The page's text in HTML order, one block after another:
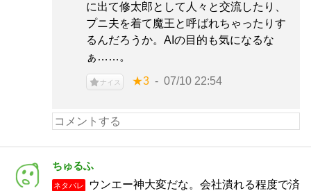
に出て修太郎として人々と交流したり、
プニ夫を着て魔王と呼ばれちゃったりす
るんだろうか。AIの目的も気になるな
ぁ……。
ナイス ★3 07/10 22:54
ちゅるふ
ネタバレ
ウンエー神大変だな。会社潰れる程度で済